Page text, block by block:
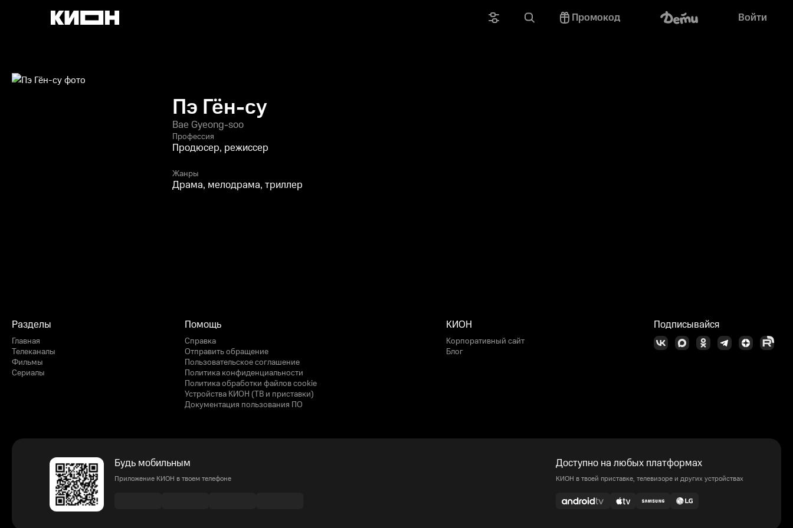
Промокод Войти
Пэ Гён-су
Bae Gyeong-soo
Профессия
Продюсер, режиссер
Жанры
Драма, мелодрама, триллер
Разделы
Главная
Телеканалы
Фильмы
Сериалы
Помощь
Справка
Отправить обращение
Пользовательское соглашение
Политика конфиденциальности
Политика обработки файлов cookie
Устройства КИОН (ТВ и приставки)
Документация пользования ПО
КИОН
Корпоративный сайт
Блог
Подписывайся
Будь мобильным
Приложение КИОН в твоем телефоне
Доступно на любых платформах
КИОН в твоей приставке, телевизоре и других устройствах